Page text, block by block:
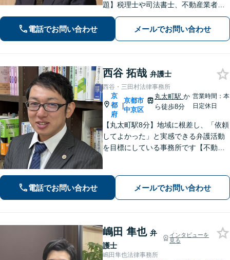
題】税理士や司法書士、不動産業者な
どとスムーズに連携し、解決へと導き
ます。遺産分割協議・調停・審判など
【債権回収】催促の電話から民事調
電話でお問い合わせ メールでお問い合わせ
西谷 拓哉 弁護士
西谷・三田村法律事務所
京
都
府
|
京都市
中京区
丸太町駅か
ら徒歩8分
営業時間：本
日定休日
【丸太町駅8分】地域に根差し、「依頼
してよかった」と実感できる弁護活動
を目標にしている事務所です【不動
続・遺言】相談者さまに寄り添い、円
滑な相続を目指します
電話でお問い合わせ メールでお問い合わせ
嶋田 隼也 弁
護士
インタビューを
見る
嶋田隼也法律事務所